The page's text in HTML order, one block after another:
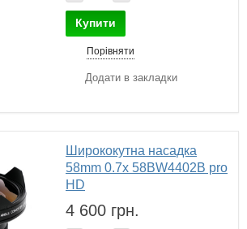
Купити
Порівняти
Додати в закладки
Ширококутна насадка
58mm 0.7x 58BW4402B pro
HD
4 600 грн.